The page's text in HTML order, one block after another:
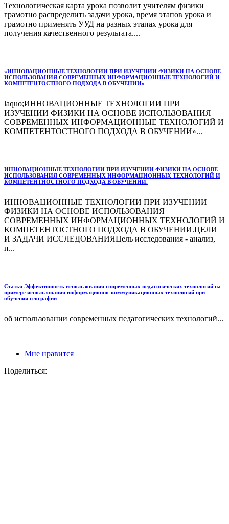
Технологическая карта урока позволит учителям физики
грамотно распределить задачи урока, время этапов урока и
грамотно применять УУД на разных этапах урока для
получения качественного результата....
«ИННОВАЦИОННЫЕ ТЕХНОЛОГИИ ПРИ ИЗУЧЕНИИ ФИЗИКИ НА ОСНОВЕ
ИСПОЛЬЗОВАНИЯ СОВРЕМЕННЫХ ИНФОРМАЦИОННЫЕ ТЕХНОЛОГИЙ И
КОМПЕТЕНТОСТНОГО ПОДХОДА В ОБУЧЕНИИ»
laquo;ИННОВАЦИОННЫЕ ТЕХНОЛОГИИ ПРИ
ИЗУЧЕНИИ ФИЗИКИ НА ОСНОВЕ ИСПОЛЬЗОВАНИЯ
СОВРЕМЕННЫХ ИНФОРМАЦИОННЫЕ ТЕХНОЛОГИЙ И
КОМПЕТЕНТОСТНОГО ПОДХОДА В ОБУЧЕНИИ»...
ИННОВАЦИОННЫЕ ТЕХНОЛОГИИ ПРИ ИЗУЧЕНИИ ФИЗИКИ НА ОСНОВЕ
ИСПОЛЬЗОВАНИЯ СОВРЕМЕННЫХ ИНФОРМАЦИОННЫХ ТЕХНОЛОГИЙ И
КОМПЕТЕНТНОСТНОГО ПОДХОДА В ОБУЧЕНИИ.
ИННОВАЦИОННЫЕ ТЕХНОЛОГИИ ПРИ ИЗУЧЕНИИ
ФИЗИКИ НА ОСНОВЕ ИСПОЛЬЗОВАНИЯ
СОВРЕМЕННЫХ ИНФОРМАЦИОННЫХ ТЕХНОЛОГИЙ И
КОМПЕТЕНТОСТНОГО ПОДХОДА В ОБУЧЕНИИ.ЦЕЛИ
И ЗАДАЧИ ИССЛЕДОВАНИЯЦель исследования ‑ анализ,
п...
Статья Эффективность использования современных педагогических технологий на
примере использования информационно-коммуникационных технологий при
обучении географии
об использовании современных педагогических технологий...
Мне нравится
Поделиться: